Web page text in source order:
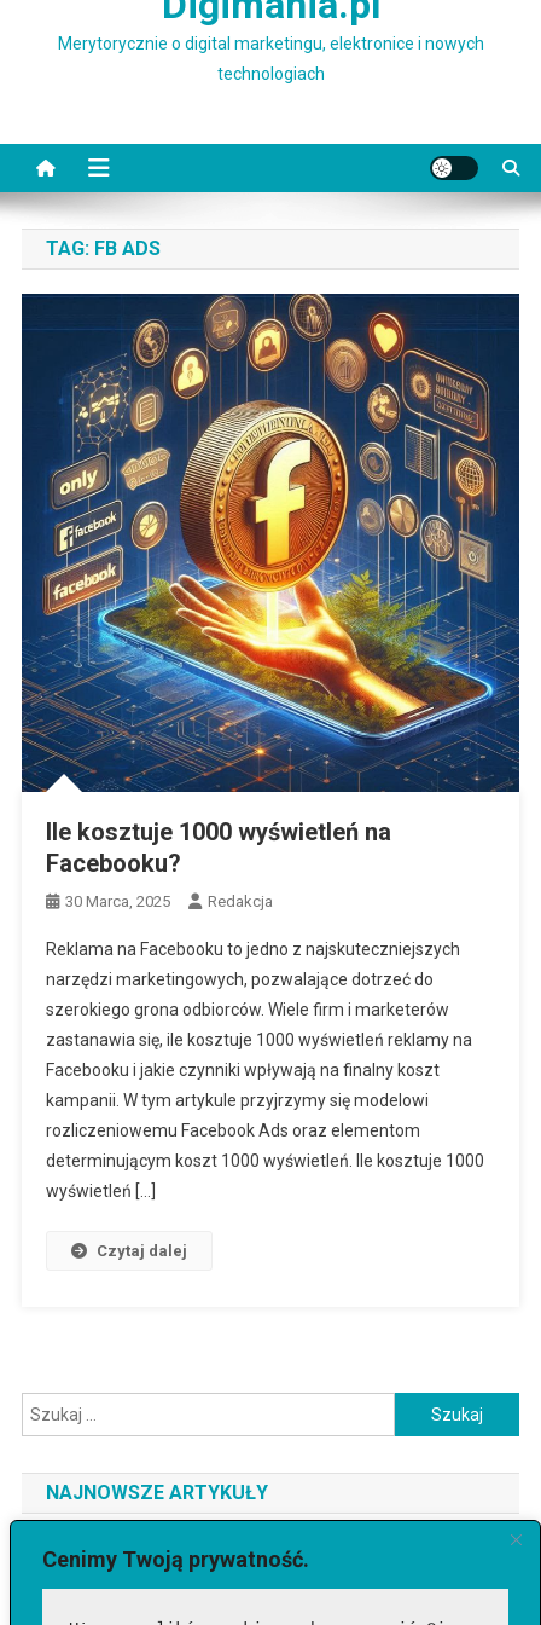
Cenimy Twoją prywatność.
Merytorycznie o digital marketingu, elektronice i nowych
technologiach
TAG: FB ADS
Ile kosztuje 1000 wyświetleń na
Facebooku?
30 Marca, 2025 Redakcja
Reklama na Facebooku to jedno z najskuteczniejszych
narzędzi marketingowych, pozwalające dotrzeć do
szerokiego grona odbiorców. Wiele firm i marketerów
zastanawia się, ile kosztuje 1000 wyświetleń reklamy na
Facebooku i jakie czynniki wpływają na finalny koszt
kampanii. W tym artykule przyjrzymy się modelowi
rozliczeniowemu Facebook Ads oraz elementom
determinującym koszt 1000 wyświetleń. Ile kosztuje 1000
wyświetleń […]
Czytaj dalej
Szukaj:
NAJNOWSZE ARTYKUŁY
Jaki telefon do 3500 zł wybrać? Ranking najlepszych modeli
[2026]